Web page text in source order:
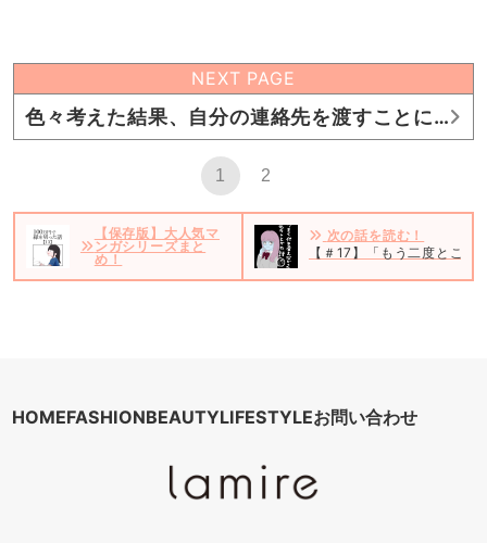
NEXT PAGE
色々考えた結果、自分の連絡先を渡すことに…
1 2
【保存版】大人気マ
ンガシリーズまと
め！
次の話を読む！
【＃17】「もう二度とこ
HOMEFASHIONBEAUTYLIFESTYLEお問い合わせ